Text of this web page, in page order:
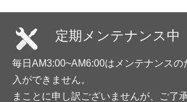
定期メンテナンス中
毎日AM3:00~AM6:00はメンテナンスの
入ができません。
まことに申し訳ございませんが、ご了